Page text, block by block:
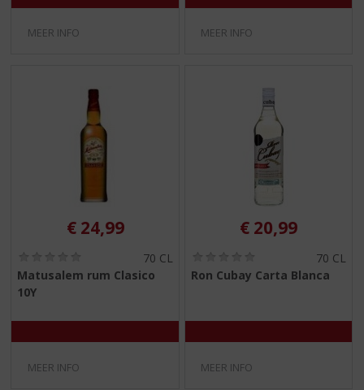
MEER INFO MEER INFO
€ 24,99
,
5
70 CL
Matusalem rum Clasico
10Y
MEER INFO
€ 20,99
,
5
70 CL
Ron Cubay Carta Blanca
MEER INFO